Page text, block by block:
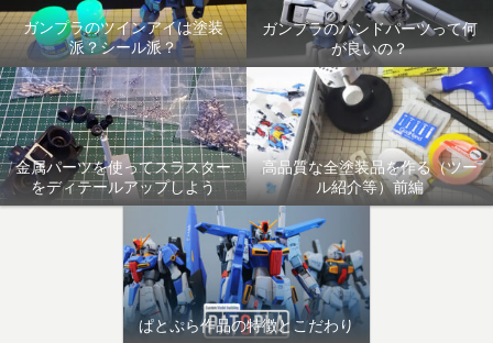
ガンプラのツインアイは塗装
派？シール派？
ガンプラのハンドパーツって何
が良いの？
金属パーツを使ってスラスター
をディテールアップしよう
高品質な全塗装品を作る（ツー
ル紹介等）前編
ぱとぷら作品の特徴とこだわり